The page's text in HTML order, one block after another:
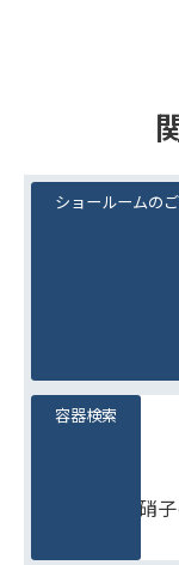
見て、触れて
ショールームの
豊富な石堂硝
容器検索